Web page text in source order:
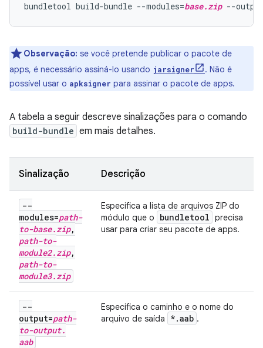
bundletool build-bundle --modules=base.zip --
Observação: se você pretende publicar o pacote de
apps, é necessário assiná-lo usando jarsigner
. Não é
possível usar o apksigner para assinar o pacote de apps.
A tabela a seguir descreve sinalizações para o comando
build-bundle em mais detalhes.
Sinalização Descrição
--
modules=path-
to-base.zip,
path-to-
module2.zip,
path-to-
module3.zip
Especifica a lista de arquivos ZIP do
módulo que o
bundletool precisa
usar para criar seu pacote de apps.
--
output=path-
to-output.
aab
Especifica o caminho e o nome do
arquivo de saída
*.aab .